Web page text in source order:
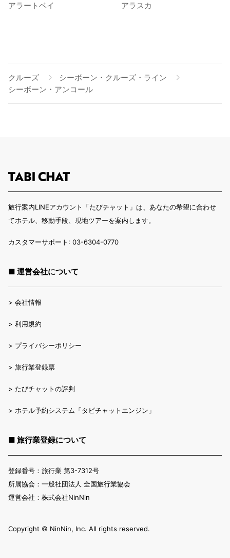
アラートベイ アラスカ
クルーズ
シーボーン・クルーズ・ライン
シーボーン・アンコール
旅行案内LINEアカウント「たびチャット」は、あなたの希望に合わせ
てホテル、移動手段、現地ツアーを案内します。
カスタマーサポート: 03-6304-0770
■ 運営会社について
> 会社情報
> 利用規約
> プライバシーポリシー
> 旅行業登録票
> たびチャットの評判
> ホテル予約システム「タビチャットエンジン」
■ 旅行業登録について
登録番号：旅行業 第3-7312号
所属協会：一般社団法人 全国旅行業協会
運営会社：株式会社NinNin
Copyright ©︎ NinNin, Inc. All rights reserved.